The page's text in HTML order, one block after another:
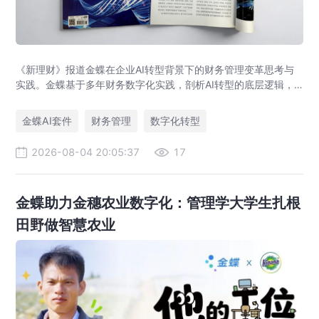
《新理财》报道金蝶在企业AI转型背景下的财务管理变革思考与
实践。金蝶基于多年财务数字化实践，剖析AI转型的底层逻辑，
力企业实现从核算型财务到价值创造型财务的跃迁。
金蝶AI套件 财务管理 数字化转型
2026-08-04 20:05:37 17
金蝶助力金穗农业数字化：管理学大学生扎根
田野做智慧农业